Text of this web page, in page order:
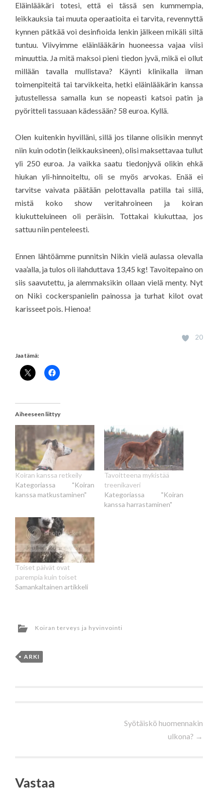
Eläinlääkäri totesi, että ei tässä sen kummempia,
leikkauksia tai muuta operaatioita ei tarvita, revennyttä
kynnen pätkää voi desinfioida lenkin jälkeen mikäli siltä
tuntuu. Viivyimme eläinlääkärin huoneessa vajaa viisi
minuuttia. Ja mitä maksoi pieni tiedon jyvä, mikä ei ollut
millään tavalla mullistava? Käynti klinikalla ilman
toimenpiteitä tai tarvikkeita, hetki eläinlääkärin kanssa
jutustellessa samalla kun se nopeasti katsoi patin ja
pyöritteli tassuaan kädessään? 58 euroa. Kyllä.
Olen kuitenkin hyvilläni, sillä jos tilanne olisikin mennyt
niin kuin odotin (leikkauksineen), olisi maksettavaa tullut
yli 250 euroa. Ja vaikka saatu tiedonjyvä olikin ehkä
hiukan yli-hinnoiteltu, oli se myös arvokas. Enää ei
tarvitse vaivata päätään pelottavalla patilla tai sillä,
mistä koko show veritahroineen ja koiran
kiukutteluineen oli peräisin. Tottakai kiukuttaa, jos
sattuu niin penteleesti.
Ennen lähtöämme punnitsin Nikin vielä aulassa olevalla
vaa’alla, ja tulos oli ilahduttava 13,45 kg! Tavoitepaino on
siis saavutettu, ja alemmaksikin ollaan vielä menty. Nyt
on Niki cockerspanielin painossa ja turhat kilot ovat
karisseet pois. Hienoa!
20
Jaa tämä:
Aiheeseen liittyy
Koiran kanssa retkeily
Kategoriassa "Koiran
kanssa matkustaminen"
Tavoitteena mykistää
treenikaveri
Kategoriassa "Koiran
kanssa harrastaminen"
Toiset päivät ovat
parempia kuin toiset
Samankaltainen artikkeli
Koiran terveys ja hyvinvointi
ARKI
Syötäiskö huomennakin
ulkona? →
Vastaa